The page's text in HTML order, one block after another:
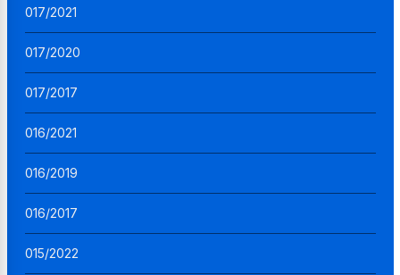
017/2021
017/2020
017/2017
016/2021
016/2019
016/2017
015/2022